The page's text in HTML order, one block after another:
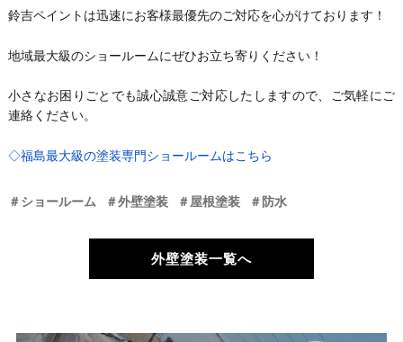
鈴吉ペイントは迅速にお客様最優先のご対応を心がけております！
地域最大級のショールームにぜひお立ち寄りください！
小さなお困りごとでも誠心誠意ご対応したしますので、ご気軽にご
連絡ください。
◇福島最大級の塗装専門ショールームはこちら
＃ショールーム ＃外壁塗装 ＃屋根塗装 ＃防水
外壁塗装一覧へ